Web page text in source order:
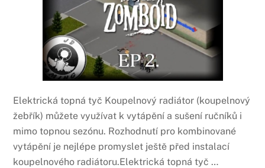
Elektrická topná tyč Koupelnový radiátor (koupelnový
žebřík) můžete využívat k vytápění a sušení ručníků i
mimo topnou sezónu. Rozhodnutí pro kombinované
vytápění je nejlépe promyslet ještě před instalací
koupelnového radiátoru.Elektrická topná tyč …